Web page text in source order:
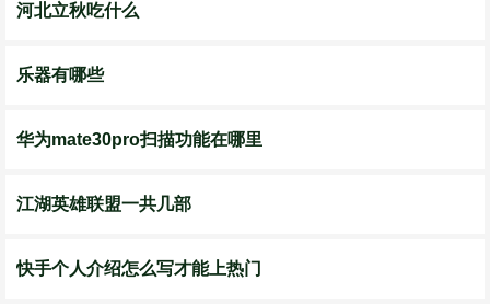
河北立秋吃什么
乐器有哪些
华为mate30pro扫描功能在哪里
江湖英雄联盟一共几部
快手个人介绍怎么写才能上热门